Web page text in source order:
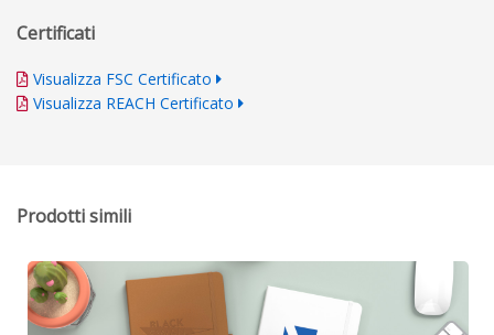
Certificati
Visualizza FSC Certificato
Visualizza REACH Certificato
Prodotti simili